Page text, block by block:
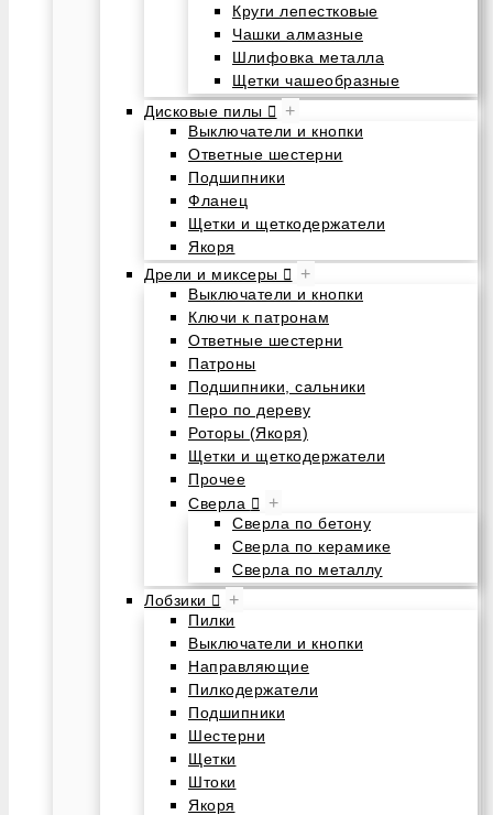
Круги лепестковые
Чашки алмазные
Шлифовка металла
Щетки чашеобразные
Дисковые пилы
+
Выключатели и кнопки
Ответные шестерни
Подшипники
Фланец
Щетки и щеткодержатели
Якоря
Дрели и миксеры
+
Выключатели и кнопки
Ключи к патронам
Ответные шестерни
Патроны
Подшипники, сальники
Перо по дереву
Роторы (Якоря)
Щетки и щеткодержатели
Прочее
Сверла
+
Сверла по бетону
Сверла по керамике
Сверла по металлу
Лобзики
+
Пилки
Выключатели и кнопки
Направляющие
Пилкодержатели
Подшипники
Шестерни
Щетки
Штоки
Якоря